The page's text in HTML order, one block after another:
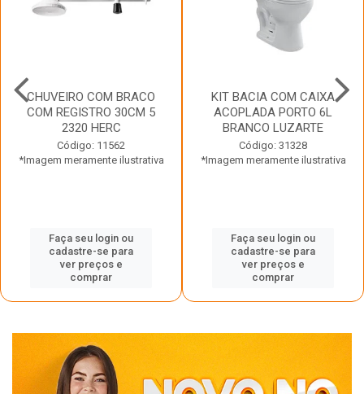
CHUVEIRO COM BRACO
COM REGISTRO 30CM 5
2320 HERC
Código: 11562
*Imagem meramente ilustrativa
Faça seu login ou
cadastre-se para
ver preços e
comprar
KIT BACIA COM CAIXA
ACOPLADA PORTO 6L
BRANCO LUZARTE
Código: 31328
*Imagem meramente ilustrativa
Faça seu login ou
cadastre-se para
ver preços e
comprar